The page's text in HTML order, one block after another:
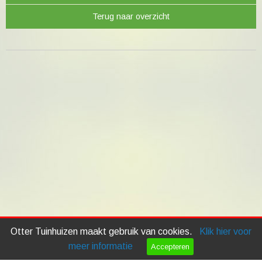
Terug naar overzicht
Otter Tuinhuizen maakt gebruik van cookies.
Klik hier voor
meer informatie
Accepteren